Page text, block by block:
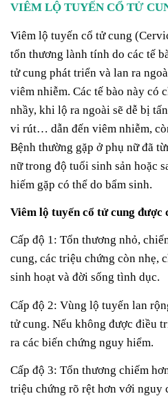
VIÊM LỘ TUYẾN CỔ TỬ
Viêm lộ tuyến cổ tử cung
tổn thương lành tính do các tế
tử cung phát triển và lan ra
viêm nhiễm. Các tế bào này có
nhầy, khi lộ ra ngoài sẽ dễ bị
vi rút… dẫn đến viêm nhiễm,
Bệnh thường gặp ở phụ nữ đã
nữ trong độ tuổi sinh sản hoặc
hiếm gặp có thể do bẩm sinh.
Viêm lộ tuyến cổ tử cung được
Cấp độ 1: Tổn thương nhỏ,
cung, các triệu chứng còn nhẹ,
sinh hoạt và đời sống tình dục.
Cấp độ 2: Vùng lộ tuyến lan
tử cung. Nếu không được điều
ra các biến chứng nguy hiểm.
Cấp độ 3: Tổn thương chiếm
triệu chứng rõ rệt hơn với nguy